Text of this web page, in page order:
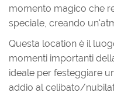
momento magico che
speciale, creando
Questa location è il
momenti importanti
ideale per festeggiare
addio al celibato/